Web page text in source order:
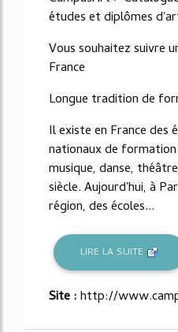
études et diplômes
Vous souhaitez suivre
France
Longue tradition de
Il existe en France des
nationaux de formation
musique, danse,
siècle. Aujourd'hui, à
région, des écoles...
LIRE LA SUITE
Site :http://